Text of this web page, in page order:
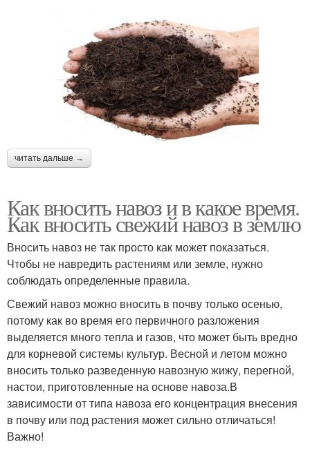
читать дальше →
Как вносить навоз и в какое время.
Как вносить свежий навоз в землю
Вносить навоз не так просто как может показаться.
Чтобы не навредить растениям или земле, нужно
соблюдать определенные правила.
Свежий навоз можно вносить в почву только осенью,
потому как во время его первичного разложения
выделяется много тепла и газов, что может быть вредно
для корневой системы культур. Весной и летом можно
вносить только разведенную навозную жижу, перегной,
настои, приготовленные на основе навоза.В
зависимости от типа навоза его концентрация внесения
в почву или под растения может сильно отличаться!
Важно!